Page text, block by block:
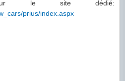
le site dédié:
prius/index.aspx